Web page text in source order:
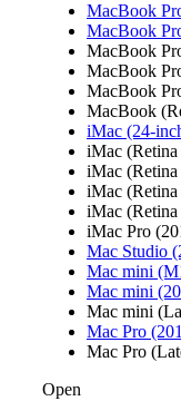
MacBook
MacBook
MacBook
MacBook
MacBook
MacBook
iMac (24-
iMac
iMac
iMac
iMac
iMac Pro
Mac Studio
Mac mini
Mac mini
Mac mini
Mac Pro
Mac Pro
Open